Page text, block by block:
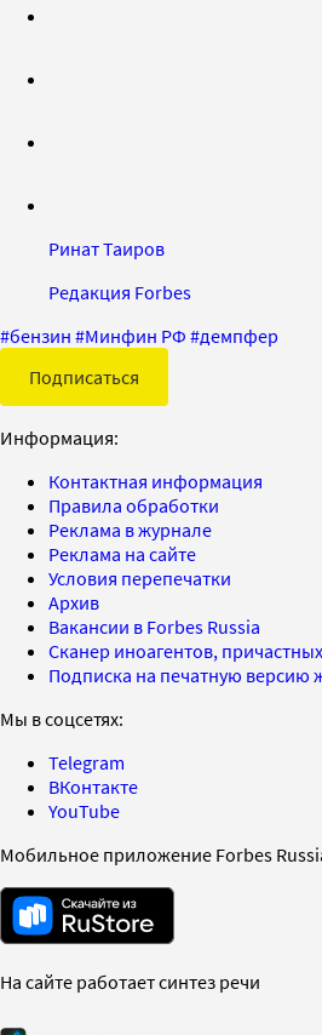
Ринат Таиров
Редакция Forbes
#бензин #Минфин РФ #демпфер
Подписаться
Информация:
Контактная информация
Правила обработки
Реклама в журнале
Реклама на сайте
Условия перепечатки
Архив
Вакансии в Forbes Russia
Сканер иноагентов,
Подписка на печатную версию
Мы в соцсетях:
Telegram
ВКонтакте
YouTube
Мобильное приложение Forbes
На сайте работает синтез речи